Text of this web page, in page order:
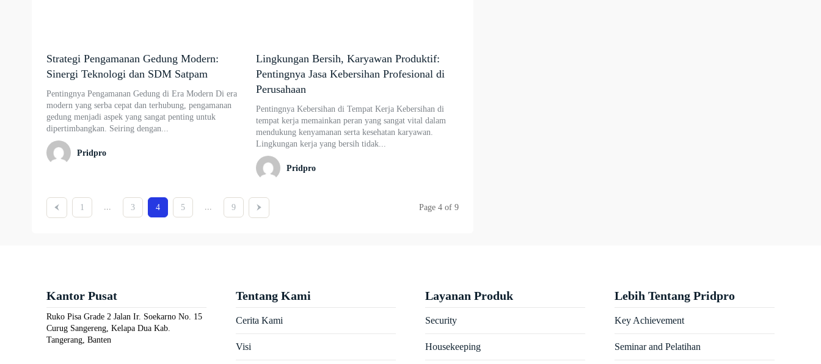
Strategi Pengamanan Gedung Modern:
Sinergi Teknologi dan SDM Satpam
Pentingnya Pengamanan Gedung di Era Modern Di era
modern yang serba cepat dan terhubung, pengamanan
gedung menjadi aspek yang sangat penting untuk
dipertimbangkan. Seiring dengan...
Pridpro
Lingkungan Bersih, Karyawan Produktif:
Pentingnya Jasa Kebersihan Profesional di
Perusahaan
Pentingnya Kebersihan di Tempat Kerja Kebersihan di
tempat kerja memainkan peran yang sangat vital dalam
mendukung kenyamanan serta kesehatan karyawan.
Lingkungan kerja yang bersih tidak...
Pridpro
1 3 4 5 9 Page 4 of 9
Kantor Pusat
Ruko Pisa Grade 2 Jalan Ir. Soekarno No. 15
Curug Sangereng, Kelapa Dua Kab.
Tangerang, Banten
Tentang Kami
Cerita Kami
Visi
Layanan Produk
Security
Housekeeping
Lebih Tentang Pridpro
Key Achievement
Seminar and Pelatihan